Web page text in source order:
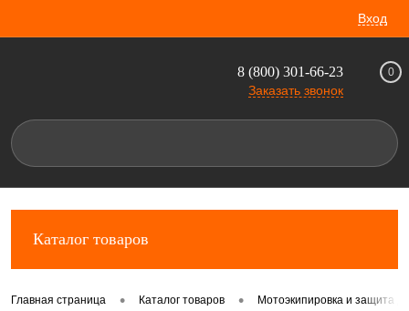
Вход
8 (800) 301-66-23
Заказать звонок
0
Каталог товаров
Главная страница • Каталог товаров • Мотоэкипировка и защита